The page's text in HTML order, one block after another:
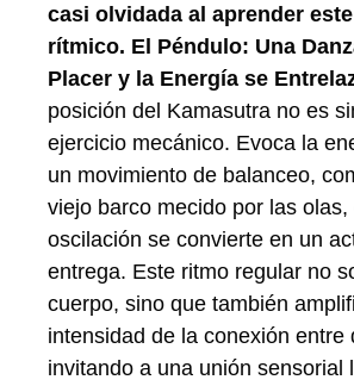
casi olvidada al aprender
rítmico. El Péndulo: Una
Placer y la Energía se
posición del Kamasutra no es
ejercicio mecánico. Evoca la
un movimiento de balanceo,
viejo barco mecido por las
oscilación se convierte en un
entrega. Este ritmo regular no
cuerpo, sino que también
intensidad de la conexión entre
invitando a una unión sensorial